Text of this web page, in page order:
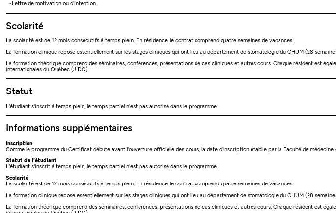
Lettre de motivation ou d'intention.
Scolarité
La scolarité est de 12 mois consécutifs à temps plein. En résidence, le contrat comprend quatre semaines de vacances.
La formation clinique repose essentiellement sur les stages cliniques qui ont lieu au département de stomatologie du CHUM (28
La formation théorique comprend des séminaires, conférences, présentations de cas cliniques et autres cours. Chaque résident est
internationales du Québec (JIDQ).
Statut
L'étudiant s'inscrit à temps plein, le temps partiel n'est pas autorisé dans le programme.
Informations supplémentaires
Inscription
Comme le programme du Certificat débute avant l'ouverture officielle des cours, la date d'inscription établie par la Faculté de
Statut de l'étudiant
L'étudiant s'inscrit à temps plein, le temps partiel n'est pas autorisé dans le programme.
Scolarité
La scolarité est de 12 mois consécutifs à temps plein. En résidence, le contrat comprend quatre semaines de vacances.
La formation clinique repose essentiellement sur les stages cliniques qui ont lieu au département de stomatologie du CHUM (28
La formation théorique comprend des séminaires, conférences, présentations de cas cliniques et autres cours. Chaque résident est